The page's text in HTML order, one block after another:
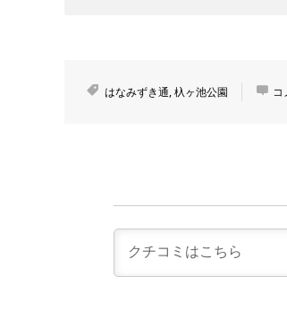
はなみずき通,杁ヶ池公園 コ